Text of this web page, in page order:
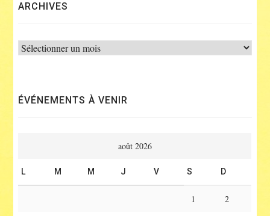
ARCHIVES
Archives
ÉVÉNEMENTS À VENIR
août 2026
L M M J V S D
1 2